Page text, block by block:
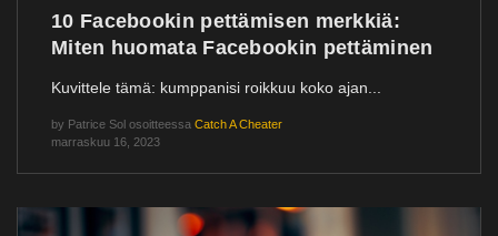
10 Facebookin pettämisen merkkiä:
Miten huomata Facebookin pettäminen
Kuvittele tämä: kumppanisi roikkuu koko ajan...
by Patrice Sol osoitteessa Catch A Cheater
marraskuu 16, 2023